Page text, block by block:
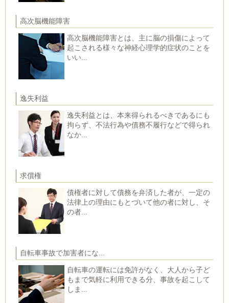
高次脳機能障害
高次脳機能障害とは、主に脳の損傷によって
起こされる様々な神経心理学的症状のことを
いい...
逸失利益
逸失利益とは、本来得られるべきであるにも
拘らず、不法行為や債務不履行などで得られ
なか...
求償権
債権者に対して債務を弁済した者が、一定の
法律上の理由にもとづいて他の者に対し、そ
の者...
自転車事故で加害者にな...
自転車の運転には免許がなく、大人から子ど
もまで気軽に利用できる分、事故を起こして
しま...